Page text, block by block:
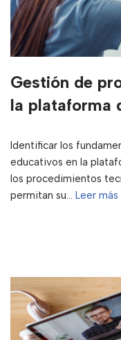
Gestión de
la plataforma
Identificar los
educativos en la
los procedimientos
permitan su… Leer más